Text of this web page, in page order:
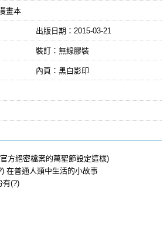
畫本
出版日期： 2015-03-21
裝訂：無線膠裝
內頁：黑白影印
方絕密檔案的萬聖節設定這樣)
在普通人類中生活的小故事
有(?)